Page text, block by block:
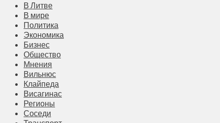
В Литве
В мире
Политика
Экономика
Бизнес
Общество
Мнения
Вильнюс
Клайпеда
Висагинас
Регионы
Соседи